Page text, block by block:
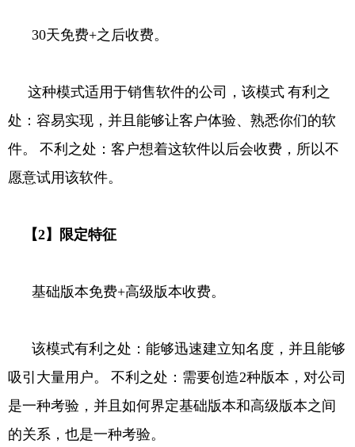
30天免费+之后收费。
这种模式适用于销售软件的公司，该模式 有利之
处：容易实现，并且能够让客户体验、熟悉你们的软
件。
不利之处：客户想着这软件以后会收费，所以不
愿意试用该软件。
【2】限定特征
基础版本免费+高级版本收费。
该模式有利之处：能够迅速建立知名度，并且能够
吸引大量用户。
不利之处：需要创造2种版本，对公司
是一种考验，并且如何界定基础版本和高级版本之间
的关系，也是一种考验。